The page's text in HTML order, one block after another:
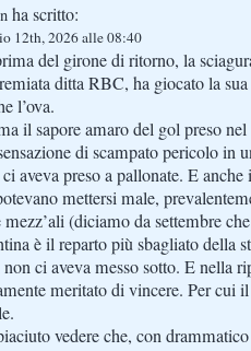
ha scritto:
12th, 2026 alle 08:40
del girone di ritorno, la
ditta RBC, ha giocato la
l’ova.
il sapore amaro del gol preso nel
di scampato pericolo in
aveva preso a pallonate. E
mettersi male,
mezz’ali (diciamo da settembre
è il reparto più sbagliato della
ci aveva messo sotto. E nella
meritato di vincere. Per cui
vedere che, con